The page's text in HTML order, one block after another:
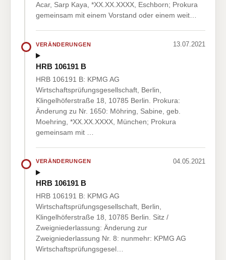
Acar, Sarp Kaya, *XX.XX.XXXX, Eschborn; Prokura
gemeinsam mit einem Vorstand oder einem weit…
VERÄNDERUNGEN 13.07.2021
HRB 106191 B
HRB 106191 B: KPMG AG
Wirtschaftsprüfungsgesellschaft, Berlin,
Klingelhöferstraße 18, 10785 Berlin. Prokura:
Änderung zu Nr. 1650: Möhring, Sabine, geb.
Moehring, *XX.XX.XXXX, München; Prokura
gemeinsam mit …
VERÄNDERUNGEN 04.05.2021
HRB 106191 B
HRB 106191 B: KPMG AG
Wirtschaftsprüfungsgesellschaft, Berlin,
Klingelhöferstraße 18, 10785 Berlin. Sitz /
Zweigniederlassung: Änderung zur
Zweigniederlassung Nr. 8: nunmehr: KPMG AG
Wirtschaftsprüfungsgesel…